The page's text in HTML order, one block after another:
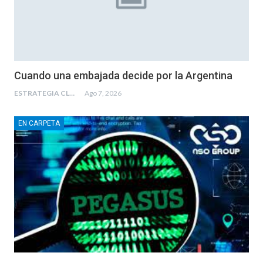
Cuando una embajada decide por la Argentina
ESTRATEGIA CLAE Ago 7, 2026
EN CARPETA